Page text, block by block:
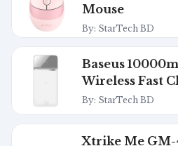
Mouse
By: StarTech BD
Baseus
Wireless Fast
By: StarTech BD
Xtrike Me GM-